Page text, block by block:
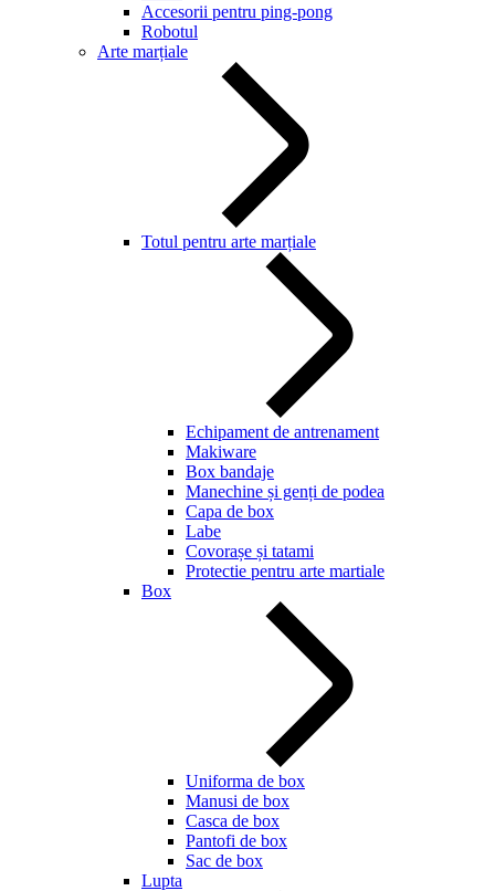
Accesorii pentru ping-pong
Robotul
Arte marțiale
Totul pentru arte marțiale
Echipament de antrenament
Makiware
Box bandaje
Manechine și genți de podea
Capa de box
Labe
Covorașe și tatami
Protectie pentru arte martiale
Box
Uniforma de box
Manusi de box
Casca de box
Pantofi de box
Sac de box
Lupta